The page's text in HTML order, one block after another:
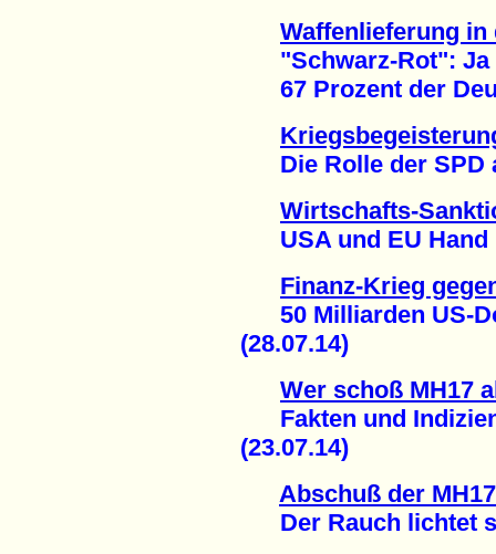
Waffenlieferung in
"Schwarz-Rot": Ja
67 Prozent der
Die Rolle der SPD
Wirtschafts-
USA und EU Hand
Finanz-Krieg
50 Milliarden US-
(28.07.14)
Wer schoß MH17
Fakten und
(23.07.14)
Abschuß der
Der Rauch lichtet